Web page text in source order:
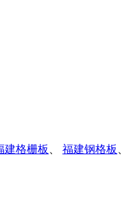
建格栅板 福建钢格板